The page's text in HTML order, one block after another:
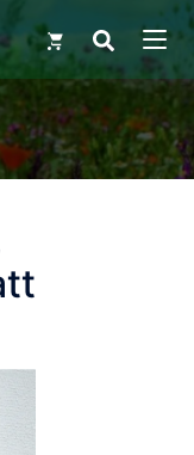
for: